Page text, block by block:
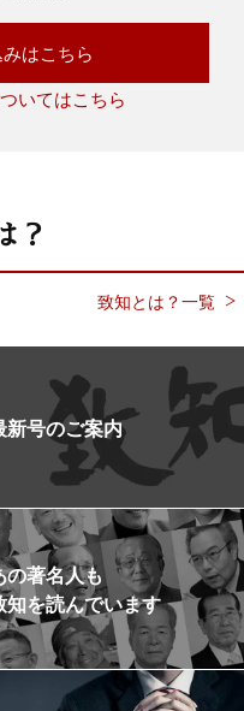
はこちら
いてはこちら
？
致知とは？一覧
新号のご案内
の著名人も
知を読んでいます